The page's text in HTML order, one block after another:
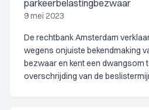
parkeerbelastingbezwaar
9 mei 2023
De rechtbank Amsterdam
wegens onjuiste bekendmaking
bezwaar en kent een dwangsom
overschrijding van de